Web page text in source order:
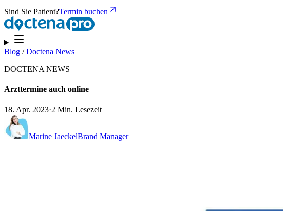
Sind Sie Patient?Termin buchen
Blog /Doctena News
DOCTENA NEWS
Arzttermine auch online
18. Apr. 2023·2 Min. Lesezeit
Marine JaeckelBrand Manager